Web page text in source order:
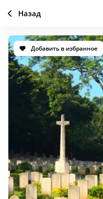
Добавить в избранное
Назад